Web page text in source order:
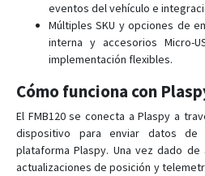
FMC125
FMC130
FMC13A
FMC150
FMC225
FMC230
FMC234
eventos del vehículo e
Múltiples SKU y opciones de
interna y accesorios Micro-
implementación flexibles.
Cómo funciona con
El FMB120 se conecta a Plaspy a
dispositivo para enviar datos
plataforma Plaspy. Una vez dado
actualizaciones de posición y